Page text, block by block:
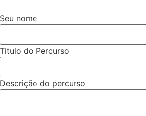
Seu nome
Titulo do Percurso
Descrição do percurso